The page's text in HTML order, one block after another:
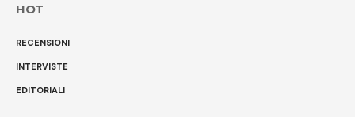
HOT
RECENSIONI
INTERVISTE
EDITORIALI